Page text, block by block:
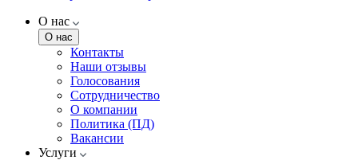
О нас
О нас
Контакты
Наши отзывы
Голосования
Сотрудничество
О компании
Политика (ПД)
Вакансии
Услуги